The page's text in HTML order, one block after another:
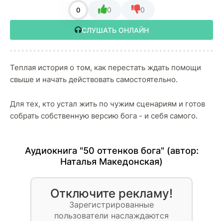
0 0 0
СЛУШАТЬ ОНЛАЙН
Теплая история о том, как перестать ждать помощи
свыше и начать действовать самостоятельно.
Для тех, кто устал жить по чужим сценариям и готов
собрать собственную версию бога - и себя самого.
Аудиокнига "50 оттенков бога" (автор:
Наталья Македонская)
Отключите рекламу!
Зарегистрированные
пользователи наслаждаются